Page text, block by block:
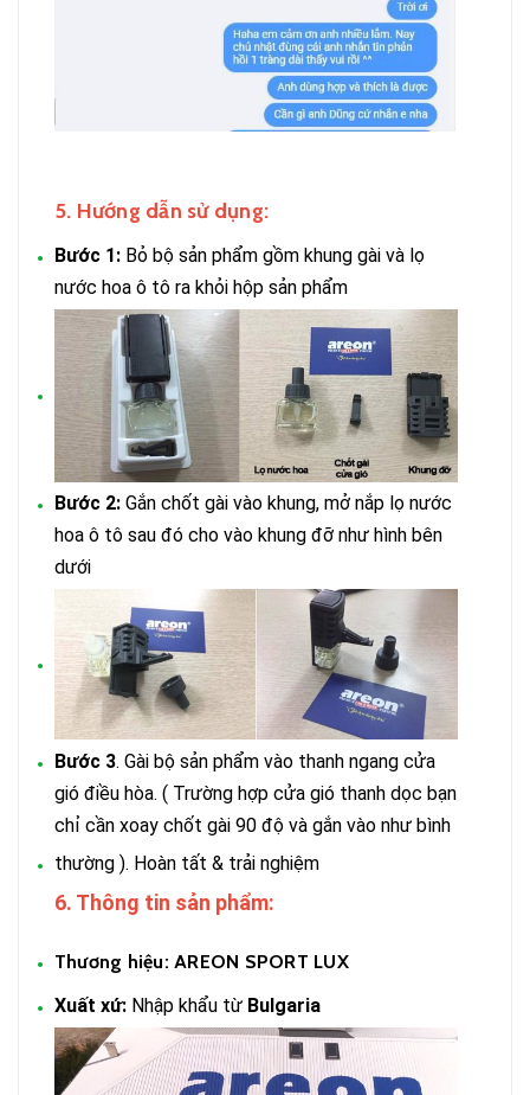
5. Hướng dẫn sử dụng:
Bước 1: Bỏ bộ sản phẩm gồm khung gài và lọ
nước hoa ô tô ra khỏi hộp sản phẩm
Bước 2: Gắn chốt gài vào khung, mở nắp lọ nước
hoa ô tô sau đó cho vào khung đỡ như hình bên
dưới
Bước 3. Gài bộ sản phẩm vào thanh ngang cửa
gió điều hòa. ( Trường hợp cửa gió thanh dọc bạn
chỉ cần xoay chốt gài 90 độ và gắn vào như bình
thường ). Hoàn tất & trải nghiệm
6. Thông tin sản phẩm:
Thương hiệu: AREON SPORT LUX
Xuất xứ: Nhập khẩu từ Bulgaria